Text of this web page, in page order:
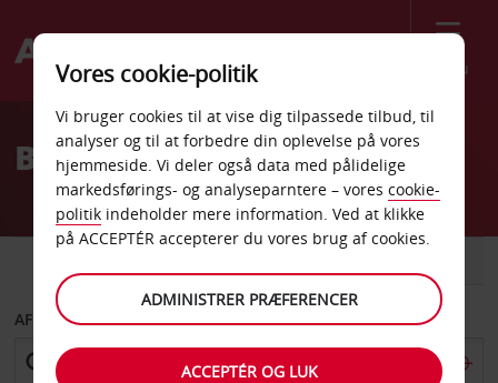
Menu
Welcome
AvisBilleje Phnom Penh
AFHENT FRA
Vores cookie-politik
Vi bruger cookies til at vise dig tilpassede tilbud, til
analyser og til at forbedre din oplevelse på vores
hjemmeside. Vi deler også data med pålidelige
markedsførings- og analyseparntere – vores cookie-
politik indeholder mere information. Ved at klikke
på ACCEPTÉR accepterer du vores brug af cookies.
ADMINISTRER PRÆFERENCER
ACCEPTÉR OG LUK